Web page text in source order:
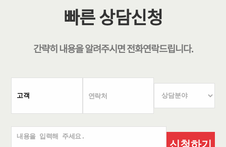
빠른 상담신청
간략히 내용을 알려주시면전화연락드립니다.
신청하기